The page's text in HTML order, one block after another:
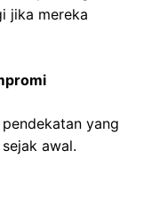
jika mereka
yang
awal.